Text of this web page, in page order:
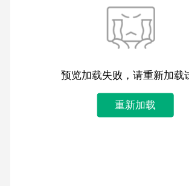
预览加载失败，请重新加载
重新加载